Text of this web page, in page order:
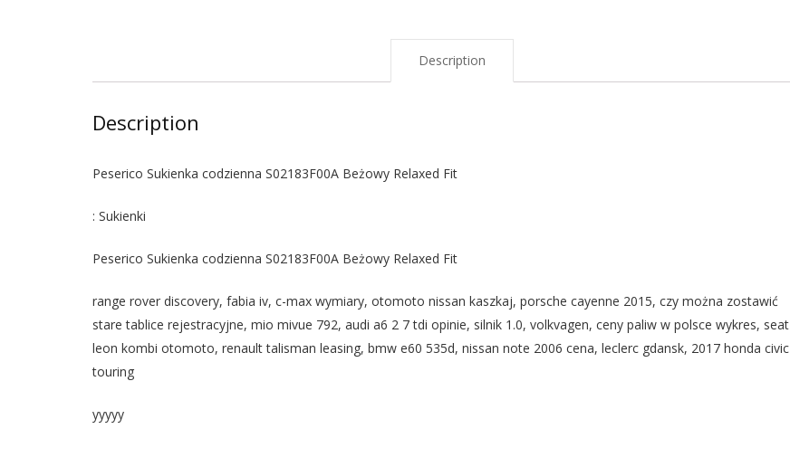
Description
Description
Peserico Sukienka codzienna S02183F00A Beżowy Relaxed Fit
: Sukienki
Peserico Sukienka codzienna S02183F00A Beżowy Relaxed Fit
range rover discovery, fabia iv, c-max wymiary, otomoto nissan kaszkaj, porsche cayenne 2015, czy można zostawić
stare tablice rejestracyjne, mio mivue 792, audi a6 2 7 tdi opinie, silnik 1.0, volkvagen, ceny paliw w polsce wykres, seat
leon kombi otomoto, renault talisman leasing, bmw e60 535d, nissan note 2006 cena, leclerc gdansk, 2017 honda civic
touring
yyyyy